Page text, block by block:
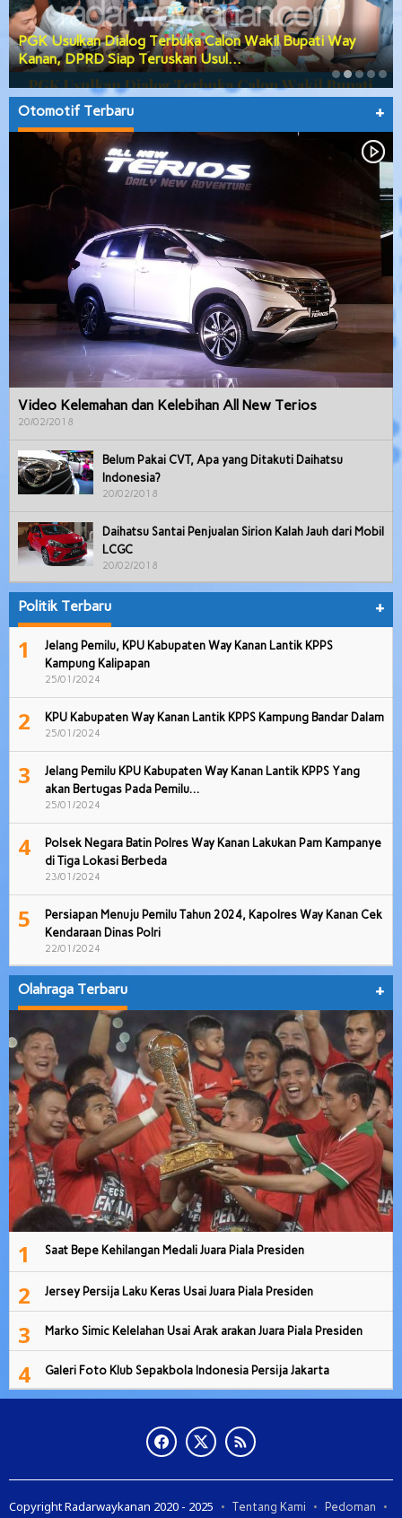
PGK Usulkan Dialog Terbuka Calon Wakil Bupati Way
Kanan, DPRD Siap Teruskan Usul…
Otomotif Terbaru +
Video Kelemahan dan Kelebihan All New Terios
20/02/2018
Belum Pakai CVT, Apa yang Ditakuti Daihatsu
Indonesia?
20/02/2018
Daihatsu Santai Penjualan Sirion Kalah Jauh dari Mobil
LCGC
20/02/2018
Politik Terbaru +
1
Jelang Pemilu, KPU Kabupaten Way Kanan Lantik KPPS
Kampung Kalipapan
25/01/2024
2 KPU Kabupaten Way Kanan Lantik KPPS Kampung Bandar Dalam
25/01/2024
3
Jelang Pemilu KPU Kabupaten Way Kanan Lantik KPPS Yang
akan Bertugas Pada Pemilu…
25/01/2024
4
Polsek Negara Batin Polres Way Kanan Lakukan Pam Kampanye
di Tiga Lokasi Berbeda
23/01/2024
5
Persiapan Menuju Pemilu Tahun 2024, Kapolres Way Kanan Cek
Kendaraan Dinas Polri
22/01/2024
Olahraga Terbaru +
1 Saat Bepe Kehilangan Medali Juara Piala Presiden
2 Jersey Persija Laku Keras Usai Juara Piala Presiden
3 Marko Simic Kelelahan Usai Arak arakan Juara Piala Presiden
4 Galeri Foto Klub Sepakbola Indonesia Persija Jakarta
Copyright Radarwaykanan 2020 - 2025 Tentang Kami
Pedoman